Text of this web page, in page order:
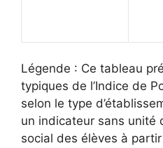
Légende : Ce tableau
typiques de l’Indice de
selon le type
un indicateur sans unité
social des élèves à